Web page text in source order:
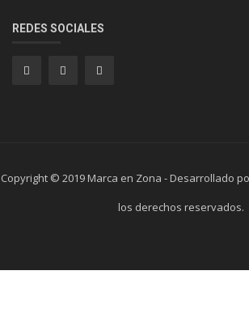
REDES SOCIALES
Copyright © 2019 Marca en Zona - Desarrollado
los derechos reservados.